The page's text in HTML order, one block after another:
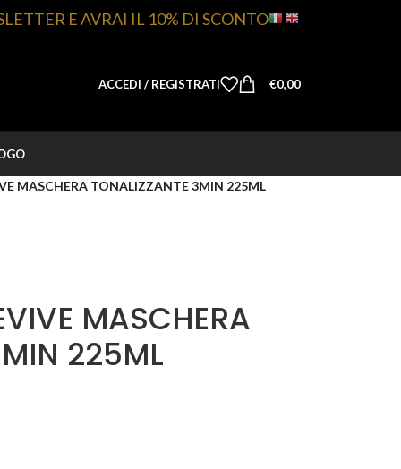
E AVRAI IL 10% DI SCONTO
ACCEDI / REGISTRATI €0,00
MASCHERA TONALIZZANTE 3MIN 225ML
MASCHERA
225ML